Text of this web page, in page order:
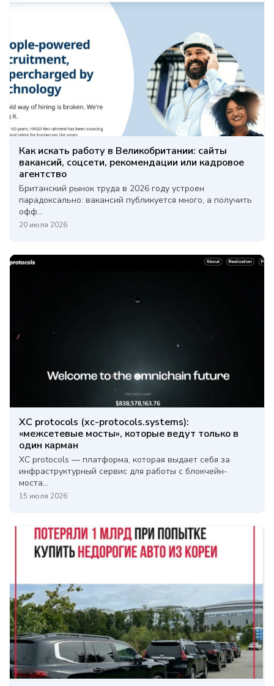
Как искать работу в Великобритании: сайты
вакансий, соцсети, рекомендации или кадровое
агентство
Британский рынок труда в 2026 году устроен
парадоксально: вакансий публикуется много, а получить
офф...
20 июля 2026
XC protocols (xc-protocols.systems):
«межсетевые мосты», которые ведут только в
один карман
XC protocols — платформа, которая выдает себя за
инфраструктурный сервис для работы с блокчейн-
моста...
15 июля 2026